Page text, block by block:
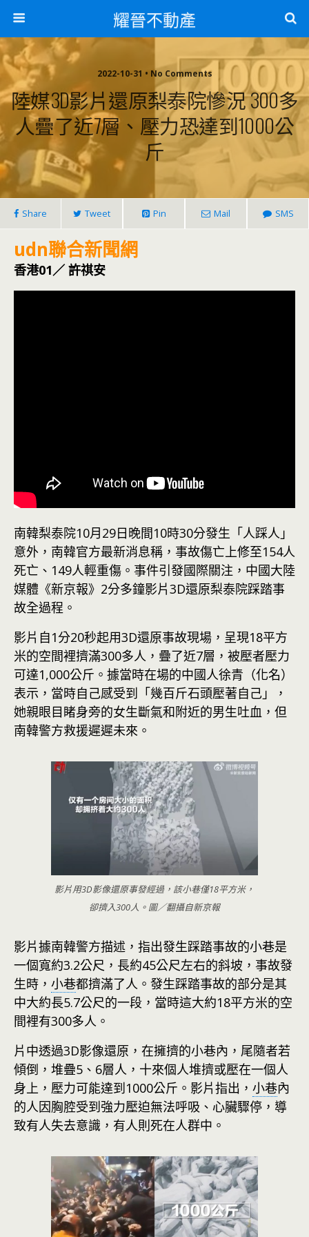
耀晉不動產
2022-10-31 • No Comments
陸媒3D影片還原梨泰院慘況 300多
人疊了近7層、壓力恐達到1000公
斤
Share Tweet Pin Mail SMS
udn聯合新聞網
香港01／ 許祺安
南韓梨泰院10月29日晚間10時30分發生「人踩人」
意外，南韓官方最新消息稱，事故傷亡上修至154人
死亡、149人輕重傷。事件引發國際關注，中國大陸
媒體《新京報》2分多鐘影片3D還原梨泰院踩踏事
故全過程。
影片自1分20秒起用3D還原事故現場，呈現18平方
米的空間裡擠滿300多人，疊了近7層，被壓者壓力
可達1,000公斤。據當時在場的中國人徐青（化名）
表示，當時自己感受到「幾百斤石頭壓著自己」，
她親眼目睹身旁的女生斷氣和附近的男生吐血，但
南韓警方救援遲遲未來。
影片用3D影像還原事發經過，該小巷僅18平方米，
卻擠入300人。圖／翻攝自新京報
影片據南韓警方描述，指出發生踩踏事故的小巷是
一個寬約3.2公尺，長約45公尺左右的斜坡，事故發
生時， 小巷都擠滿了人。發生踩踏事故的部分是其
中大約長5.7公尺的一段，當時這大約18平方米的空
間裡有300多人。
片中透過3D影像還原，在擁擠的小巷內，尾隨者若
傾倒，堆疊5、6層人，十來個人堆擠或壓在一個人
身上，壓力可能達到1000公斤。影片指出， 小巷內
的人因胸腔受到強力壓迫無法呼吸、心臟驟停，導
致有人失去意識，有人則死在人群中。